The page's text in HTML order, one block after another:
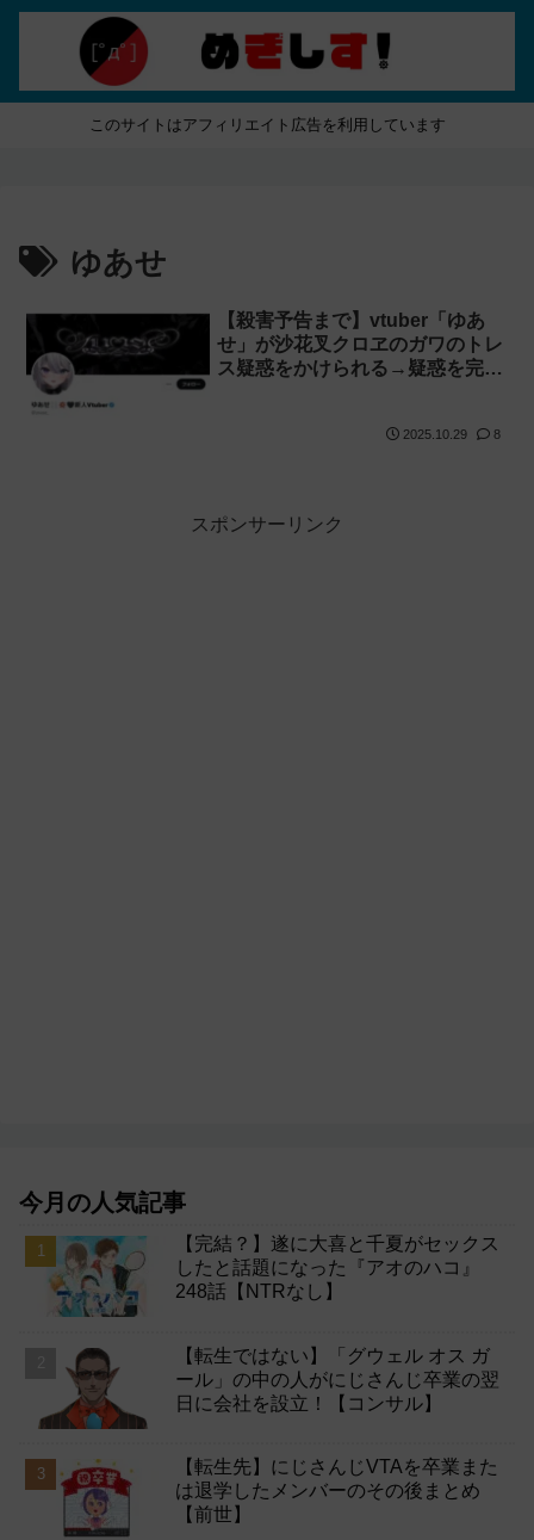
このサイトはアフィリエイト広告を利用しています
ゆあせ
【殺害予告まで】vtuber「ゆあ
せ」が沙花叉クロヱのガワのトレ
ス疑惑をかけられる→疑惑を完全
2025.10.29 8
スポンサーリンク
今月の人気記事
【完結？】遂に大喜と千夏がセックス
したと話題になった『アオのハコ』
248話【NTRなし】
【転生ではない】「グウェル オス ガ
ール」の中の人がにじさんじ卒業の翌
日に会社を設立！【コンサル】
【転生先】にじさんじVTAを卒業また
は退学したメンバーのその後まとめ
【前世】